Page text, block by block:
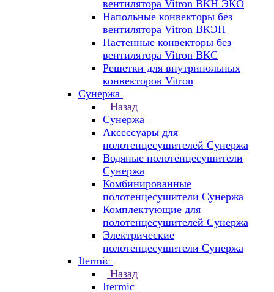
вентилятора Vitron ВКН ЭКО
Напольные конвекторы без
вентилятора Vitron ВКЭН
Настенные конвекторы без
вентилятора Vitron ВКС
Решетки для внутрипольных
конвекторов Vitron
Сунержа
Назад
Сунержа
Аксессуары для
полотенцесушителей Сунержа
Водяные полотенцесушители
Сунержа
Комбинированные
полотенцесушители Сунержа
Комплектующие для
полотенцесушителей Сунержа
Электрические
полотенцесушители Сунержа
Itermic
Назад
Itermic